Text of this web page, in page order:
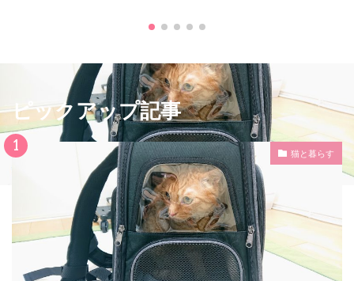
ピックアップ記事
猫と暮らす